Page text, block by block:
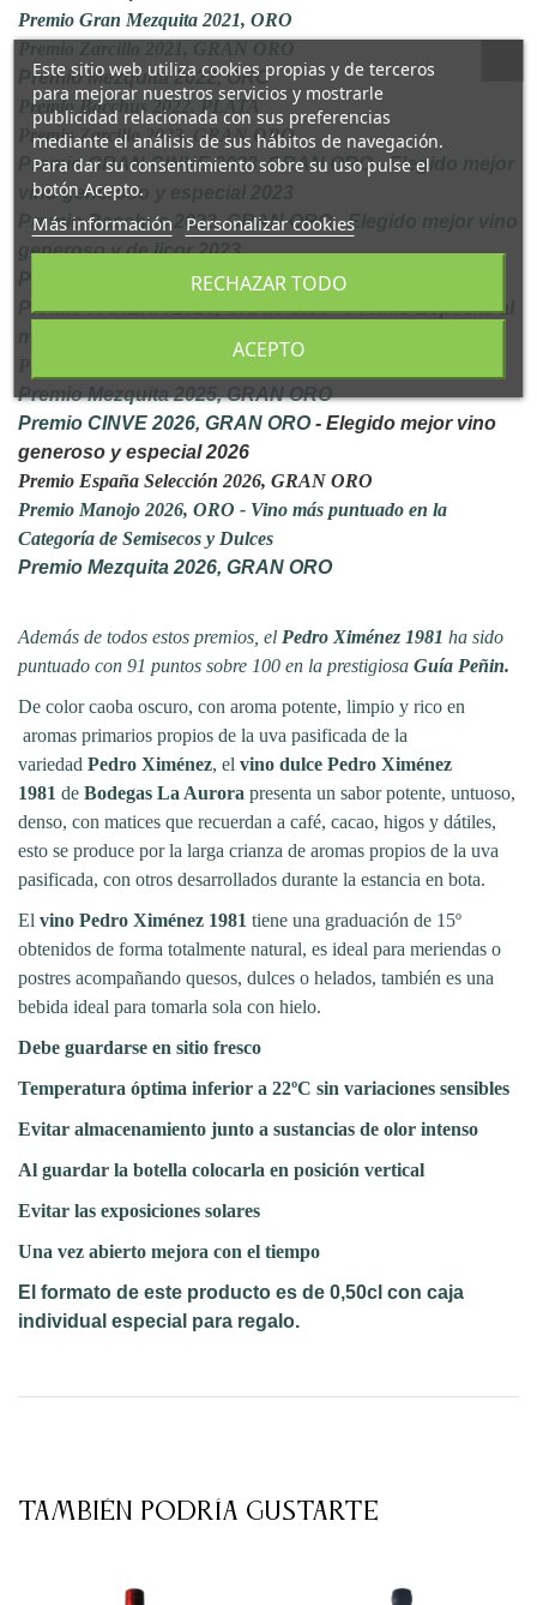
Premio Gran Mezquita 2021, ORO
Premio Mezquita 2022, ORO
Premio Bacchus 2022, PLATA
Premio Zarcillo 2023, GRAN ORO
Premio GRAN CINVE 2023, GRAN ORO - Elegido mejor
vino generoso y especial 2023
Premio Bacchus 2023, GRAN ORO - Elegido mejor vino
generoso y de licor 2023
Premio Mezquita 2023, GRAN ORO
Premio PAXERA 2023, GRAN ORO - Premio Especial al
Premio Mezquita 2025, GRAN ORO
Premio CINVE 2026, GRAN ORO- Elegido mejor vino
generoso y especial 2026
Premio España Selección 2026, GRAN ORO
Premio Manojo 2026, ORO - Vino más puntuado en la
Categoría de Semisecos y Dulces
Premio Mezquita 2026, GRAN ORO
Además de todos estos premios, el Pedro Ximénez 1981 ha sido
puntuado con 91 puntos sobre 100 en la prestigiosa Guía Peñin.
De color caoba oscuro, con aroma potente, limpio y rico en
aromas primarios propios de la uva pasificada de la
variedad Pedro Ximénez, el vino dulce Pedro Ximénez
1981 de Bodegas La Aurora presenta un sabor potente, untuoso,
denso, con matices que recuerdan a café, cacao, higos y dátiles,
esto se produce por la larga crianza de aromas propios de la uva
pasificada, con otros desarrollados durante la estancia en bota.
El vino Pedro Ximénez 1981 tiene una graduación de 15º
obtenidos de forma totalmente natural, es ideal para meriendas o
postres acompañando quesos, dulces o helados, también es una
bebida ideal para tomarla sola con hielo.
Debe guardarse en sitio fresco
Temperatura óptima inferior a 22ºC sin variaciones sensibles
Evitar almacenamiento junto a sustancias de olor intenso
Al guardar la botella colocarla en posición vertical
Evitar las exposiciones solares
Una vez abierto mejora con el tiempo
El formato de este producto es de 0,50cl con caja
individual especial para regalo.
TAMBIÉN PODRÍA GUSTARTE
Este sitio web utiliza cookies propias y de terceros
para mejorar nuestros servicios y mostrarle
publicidad relacionada con sus preferencias
mediante el análisis de sus hábitos de navegación.
Para dar su consentimiento sobre su uso pulse el
botón Acepto.
Más información Personalizar cookies
RECHAZAR TODO
ACEPTO